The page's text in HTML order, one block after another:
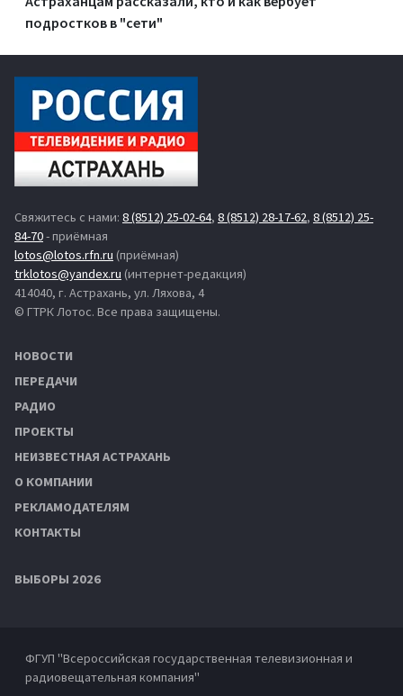
подростков в "сети"
Свяжитесь с нами: 8 (8512) 25-02-64, 8 (8512) 28-17-62, 8 (8512) 25-
84-70- приёмная
lotos@lotos.rfn.ru (приёмная)
trklotos@yandex.ru (интернет-редакция)
414040, г. Астрахань, ул. Ляхова, 4
© ГТРК Лотос. Все права защищены.
НОВОСТИ
ПЕРЕДАЧИ
РАДИО
ПРОЕКТЫ
НЕИЗВЕСТНАЯ АСТРАХАНЬ
О КОМПАНИИ
РЕКЛАМОДАТЕЛЯМ
КОНТАКТЫ
ВЫБОРЫ 2026
ФГУП "Всероссийская государственная телевизионная и
радиовещательная компания"